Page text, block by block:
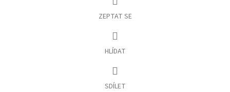
ZEPTAT SE
HLÍDAT
SDÍLET